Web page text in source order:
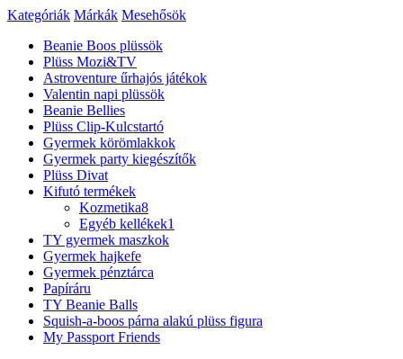
Kategóriák Márkák Mesehősök
Beanie Boos plüssök
Plüss Mozi&TV
Astroventure űrhajós játékok
Valentin napi plüssök
Beanie Bellies
Plüss Clip-Kulcstartó
Gyermek körömlakkok
Gyermek party kiegészítők
Plüss Divat
Kifutó termékek
Kozmetika8
Egyéb kellékek1
TY gyermek maszkok
Gyermek hajkefe
Gyermek pénztárca
Papíráru
TY Beanie Balls
Squish-a-boos párna alakú plüss figura
My Passport Friends